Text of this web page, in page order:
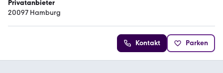
Privatanbieter
20097 Hamburg
Kontakt Parken